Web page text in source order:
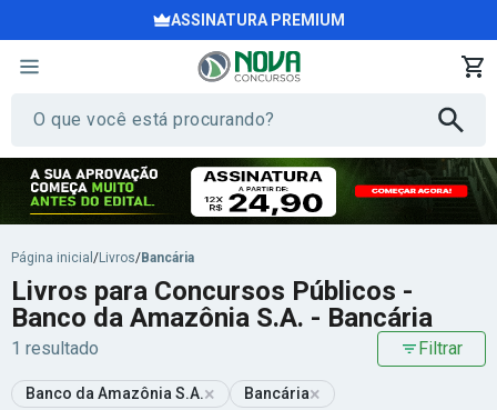
ASSINATURA PREMIUM
Página inicial /Livros/Bancária
Livros para Concursos Públicos -
Banco da Amazônia S.A. - Bancária
1 resultado Filtrar
Banco da Amazônia S.A.× Bancária×